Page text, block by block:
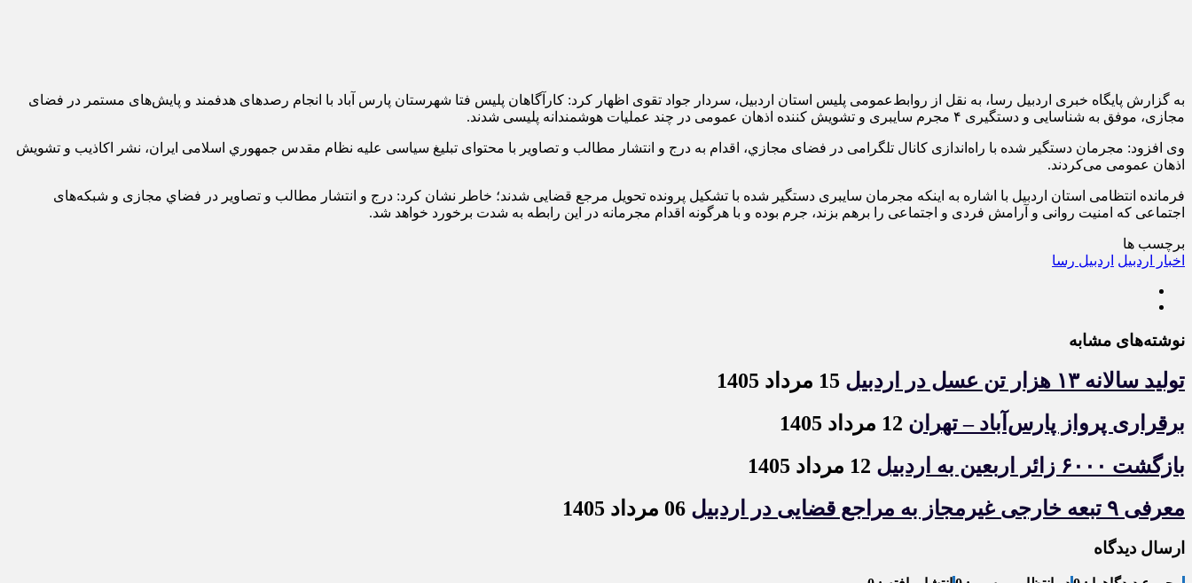
به گزارش پایگاه خبری اردبیل رسا، به نقل از روابط‌عمومی پلیس استان اردبیل، سردار جواد تقوی اظهار کرد: کارآگاهان پليس فتا شهرستان پارس آباد با انجام رصدهای هدفمند و پايش‌های مستمر در فضای
مجازی، موفق به شناسايی و دستگيری ۴ مجرم سايبری و تشويش کننده اذهان عمومی در چند عمليات هوشمندانه پليسی شدند.
وی افزود: مجرمان دستگير شده با راه‌اندازی کانال تلگرامی در فضای مجازي، اقدام به درج و انتشار مطالب و تصاوير با محتوای تبليغ سياسی عليه نظام مقدس جمهوري اسلامی ايران، نشر اکاذيب و تشويش
اذهان عمومی می‌کردند.
فرمانده انتظامی استان اردبيل با اشاره به اينکه مجرمان سايبری دستگير شده با تشکيل پرونده تحويل مرجع قضايی شدند؛ خاطر نشان کرد: درج و انتشار مطالب و تصاوير در فضاي مجازی و شبکه‌های
اجتماعی که امنيت روانی و آرامش فردی و اجتماعی را برهم بزند، جرم بوده و با هرگونه اقدام مجرمانه در اين رابطه به شدت برخورد خواهد شد.
برچسب ها
اخبار اردبیل اردبیل رسا
نوشته‌های مشابه
تولید سالانه ۱۳ هزار تن عسل در اردبیل
برقراری پرواز پارس‌آباد – تهران
بازگشت ۶۰۰۰ زائر اربعین به اردبیل
معرفی ۹ تبعه خارجی غیرمجاز به مراجع قضایی در اردبیل
ارسال دیدگاه